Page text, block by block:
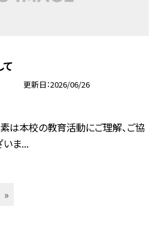
て
更新日 2026/06/26
は本校の教育活動にご理解、ご協
いま...
»